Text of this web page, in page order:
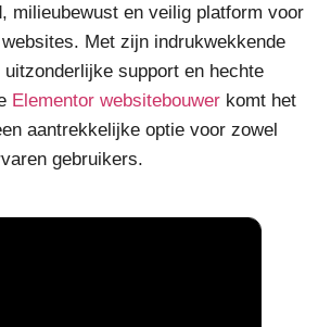
milieubewust en veilig platform voor
Met zijn indrukwekkende
support en hechte
Elementor websitebouwer komt het
aantrekkelijke optie voor zowel
gebruikers.